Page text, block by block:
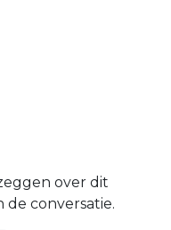
over dit
de conversatie.